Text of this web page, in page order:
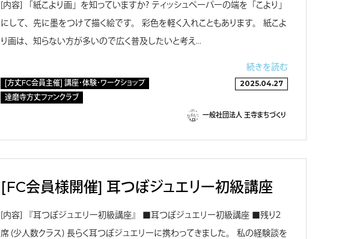
［内容］ 「紙こより画」を知っていますか？ ティッシュペーパーの端を「こより」
にして、先に墨をつけて描く絵です。 彩色を軽く入れこともあります。 紙こよ
り画は、知らない方が多いので広く普及したいと考え…
続きを読む
[方丈FC会員主催] 講座・体験・ワークショップ
達磨寺方丈ファンクラブ
2025.04.27
一般社団法人 王寺まちづくり
[FC会員様開催] 耳つぼジュエリー初級講座
［内容］ 『耳つぼジュエリー初級講座』 ■耳つぼジュエリー初級講座 ■残り2
席 （少人数クラス） 長らく耳つぼジュエリーに携わってきました。 私の経験談を